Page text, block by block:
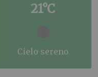
21°C
cielo sereno